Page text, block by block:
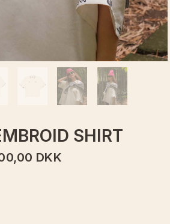
SHIRT
DKK